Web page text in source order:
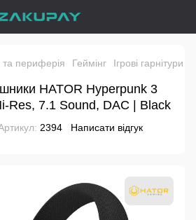
та периферія Геймінг Ігрові гарнітури
HATOR Hyperpunk 3
Res, 7.1 Sound, DAC | Black
2394 Написати відгук